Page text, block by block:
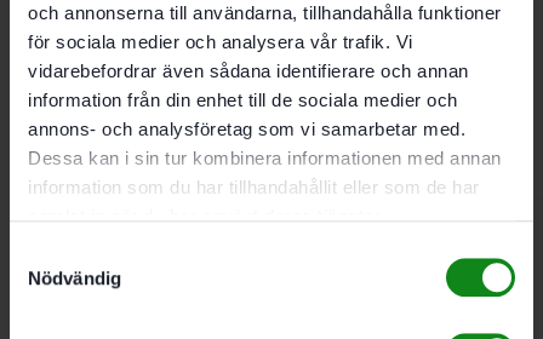
och annonserna till användarna, tillhandahålla funktioner
för sociala medier och analysera vår trafik. Vi
vidarebefordrar även sådana identifierare och annan
information från din enhet till de sociala medier och
annons- och analysföretag som vi samarbetar med.
Dessa kan i sin tur kombinera informationen med annan
information som du har tillhandahållit eller som de har
Nödvändig
Festool Slippapper STF
80×133 P120 100-pack
Granat
621kr
Festool Slippapper STF
80×133 P150 100-pack